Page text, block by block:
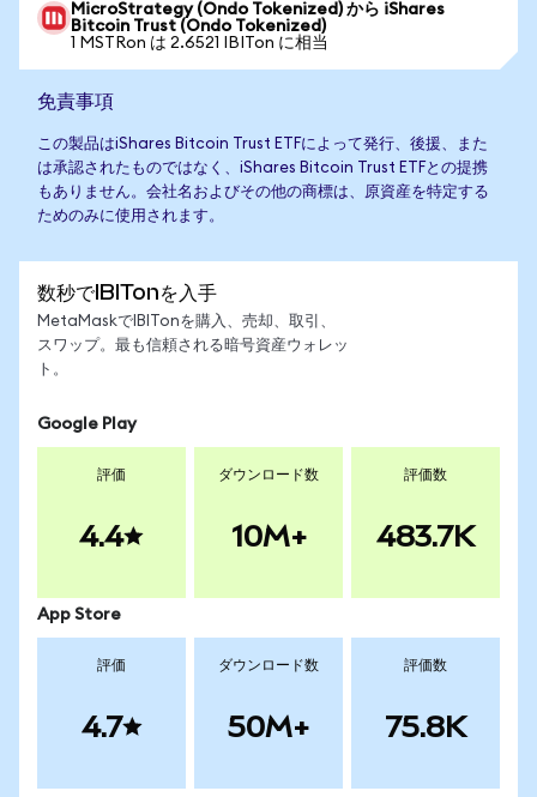
MicroStrategy (Ondo Tokenized) から iShares
Bitcoin Trust (Ondo Tokenized)
1 MSTRon は 2.6521 IBITon に相当
免責事項
この製品はiShares Bitcoin Trust ETFによって発行、後援、また
は承認されたものではなく、iShares Bitcoin Trust ETFとの提携
もありません。会社名およびその他の商標は、原資産を特定する
ためのみに使用されます。
数秒でIBITonを入手
MetaMaskでIBITonを購入、売却、取引、
スワップ。最も信頼される暗号資産ウォレッ
ト。
Google Play
評価
4.4
ダウンロード数
10M+
評価数
483.7K
App Store
評価
4.7
ダウンロード数
50M+
評価数
75.8K